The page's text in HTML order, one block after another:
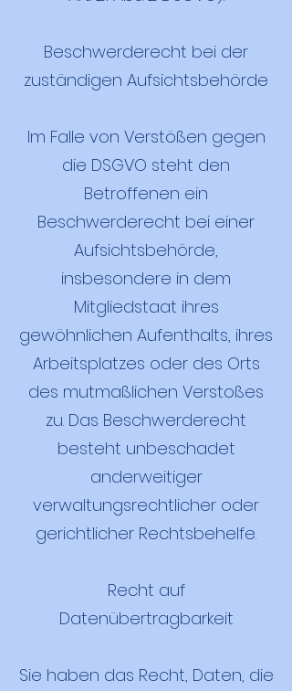
Beschwerderecht bei der
zuständigen Aufsichtsbehörde
Im Falle von Verstößen gegen
die DSGVO steht den
Betroffenen ein
Beschwerderecht bei einer
Aufsichtsbehörde,
insbesondere in dem
Mitgliedstaat ihres
gewöhnlichen Aufenthalts, ihres
Arbeitsplatzes oder des Orts
des mutmaßlichen Verstoßes
zu. Das Beschwerderecht
besteht unbeschadet
anderweitiger
verwaltungsrechtlicher oder
gerichtlicher Rechtsbehelfe.
Recht auf
Datenübertragbarkeit
Sie haben das Recht, Daten, die